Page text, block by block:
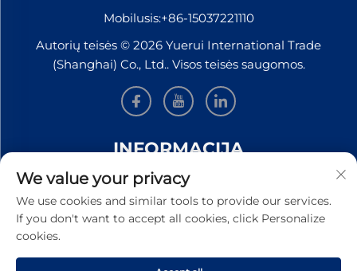
Mobilusis:+86-15037221110
Autorių teisės © 2026 Yuerui International Trade
(Shanghai) Co., Ltd.. Visos teisės saugomos.
INFORMACIJA
Užsiregistruokite, kad gautumėte mūsų savaitinį
naujienlaiškį
We value your privacy
We use cookies and similar tools to provide our services.
If you don't want to accept all cookies, click Personalize
cookies.